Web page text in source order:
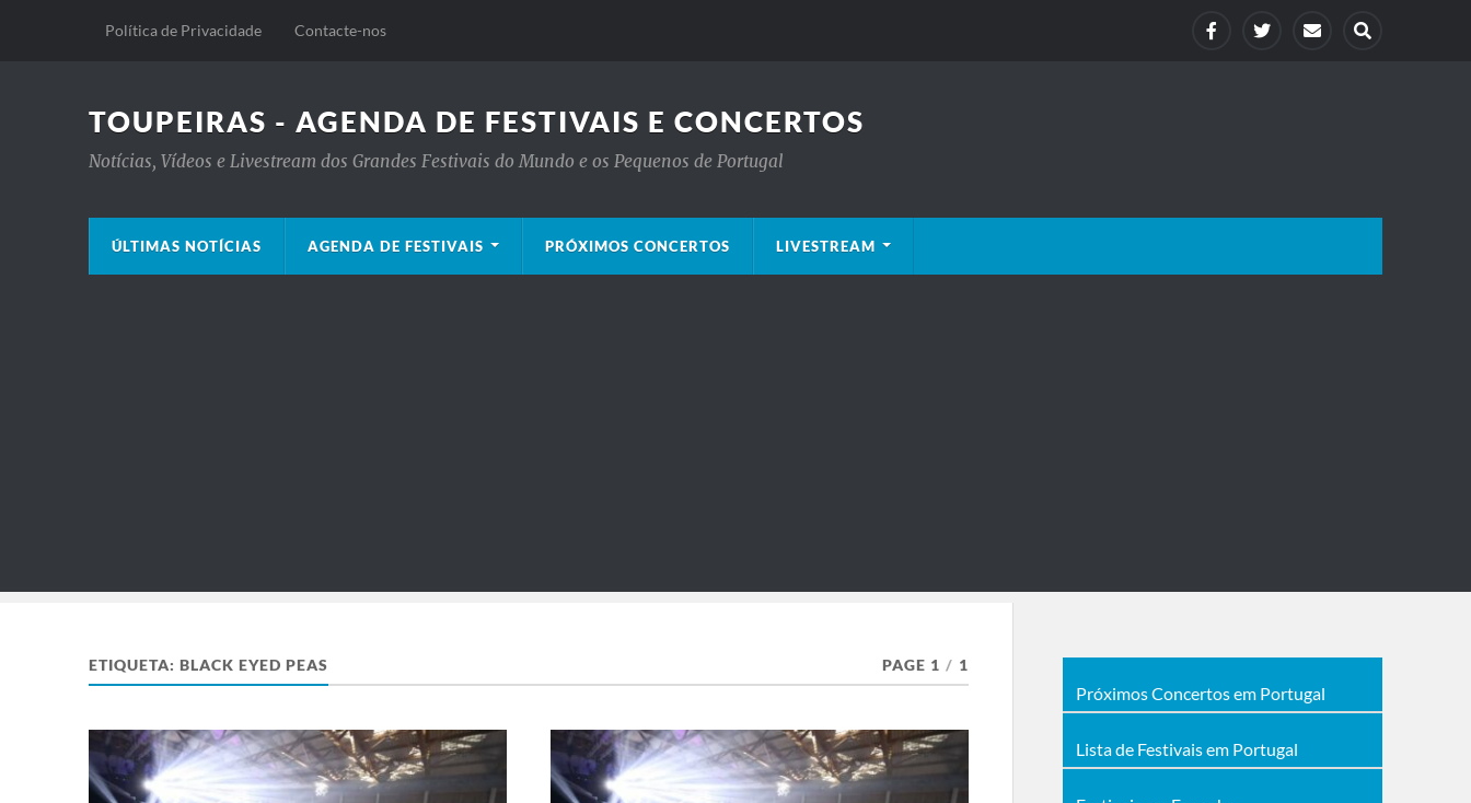
Política de Privacidade Contacte-nos
TOUPEIRAS - AGENDA DE FESTIVAIS E CONCERTOS
Notícias, Vídeos e Livestream dos Grandes Festivais do Mundo e os Pequenos de Portugal
ÚLTIMAS NOTÍCIAS AGENDA DE FESTIVAIS PRÓXIMOS CONCERTOS LIVESTREAM
ETIQUETA: BLACK EYED PEAS PAGE 1 / 1
Próximos Concertos em Portugal
Lista de Festivais em Portugal